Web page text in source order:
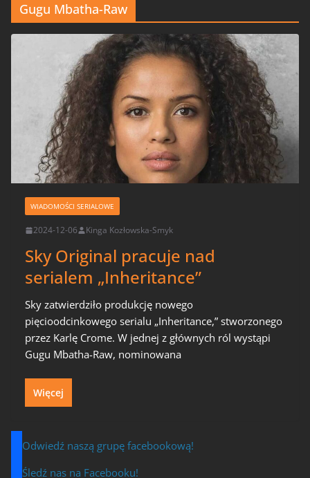
Gugu Mbatha-Raw
WIADOMOŚCI SERIALOWE
2024-12-06 Kinga Kozłowska-Smyk
Sky Original pracuje nad
serialem „Inheritance”
Sky zatwierdziło produkcję nowego
pięcioodcinkowego serialu „Inheritance,” stworzonego
przez Karlę Crome. W jednej z głównych ról wystąpi
Gugu Mbatha-Raw, nominowana
Więcej
Odwiedź naszą grupę facebookową!
Śledź nas na Facebooku!